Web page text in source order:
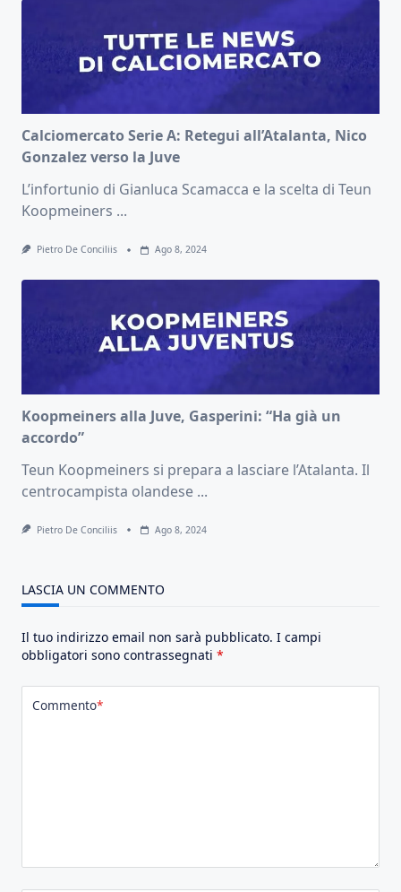
Calciomercato Serie A: Retegui all’Atalanta, Nico
Gonzalez verso la Juve
L’infortunio di Gianluca Scamacca e la scelta di Teun
Koopmeiners ...
Pietro De Conciliis Ago 8, 2024
Koopmeiners alla Juve, Gasperini: “Ha già un
accordo”
Teun Koopmeiners si prepara a lasciare l’Atalanta. Il
centrocampista olandese ...
Pietro De Conciliis Ago 8, 2024
LASCIA UN COMMENTO
Il tuo indirizzo email non sarà pubblicato. I campi
obbligatori sono contrassegnati *
Commento*